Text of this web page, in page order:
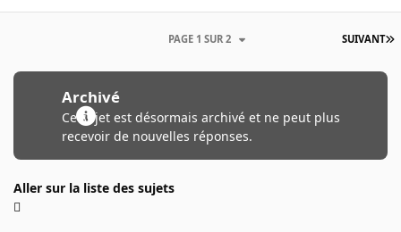
SUIVANT
PAGE 1 SUR 2
Archivé
Ce sujet est désormais archivé et ne peut plus
recevoir de nouvelles réponses.
Aller sur la liste des sujets